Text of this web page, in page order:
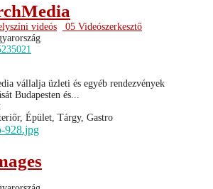
videós
05 Videószerkesztő
vállalja üzleti és egyéb rendezvények
Budapesten és...
Épület, Tárgy, Gastro